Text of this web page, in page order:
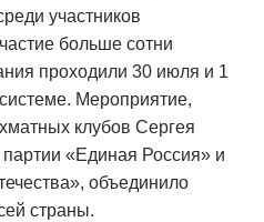
участников
больше сотни
проходили 30 июля и 1
Мероприятие,
клубов Сергея
«Единая Россия» и
объединило
страны.